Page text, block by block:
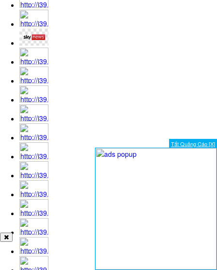
Tắt Quảng Cáo [X]